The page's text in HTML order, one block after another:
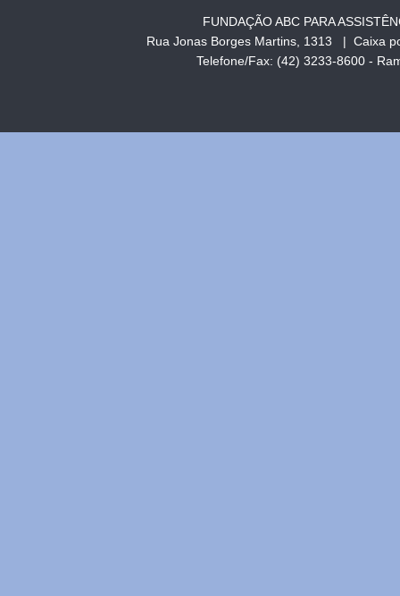
FUNDAÇÃO ABC PARA
Rua Jonas Borges Martins, 1313 | Caixa
Telefone/Fax: (42) 3233-8600 -